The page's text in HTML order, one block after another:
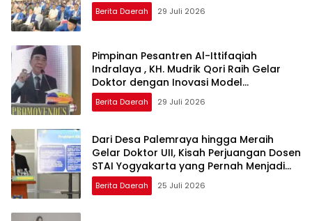
Berita Daerah 29 Juli 2026
Pimpinan Pesantren Al-Ittifaqiah
Indralaya , KH. Mudrik Qori Raih Gelar
Doktor dengan Inovasi Model
Pembelajaran Nagham Al-Qur’an di UMM
Berita Daerah 29 Juli 2026
Dari Desa Palemraya hingga Meraih
Gelar Doktor UII, Kisah Perjuangan Dosen
STAI Yogyakarta yang Pernah Menjadi
Driver Taksi Online
Berita Daerah 25 Juli 2026